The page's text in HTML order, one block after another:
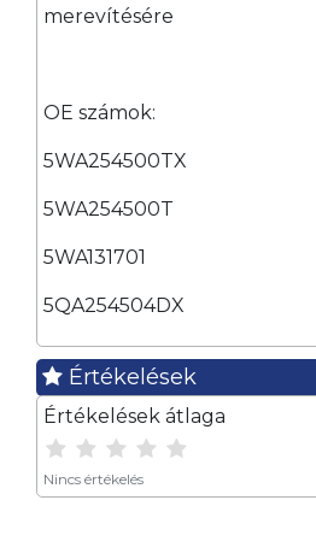
merevítésére
OE számok:
5WA254500TX
5WA254500T
5WA131701
5QA254504DX
Értékelések
Értékelések átlaga
Nincs értékelés